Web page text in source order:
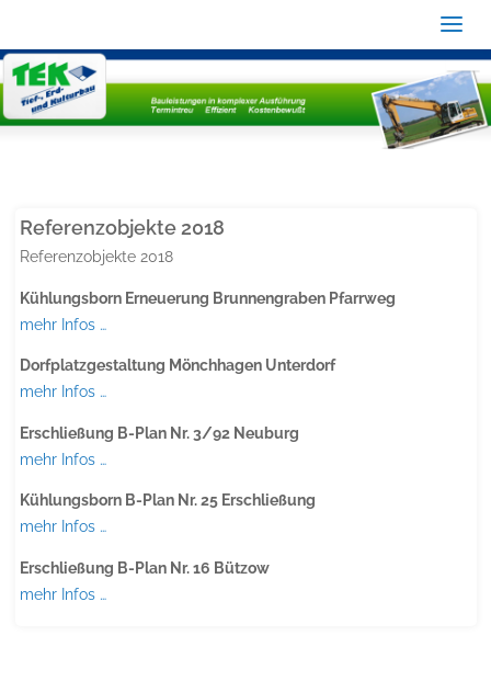
Referenzobjekte 2018
Referenzobjekte 2018
Kühlungsborn Erneuerung Brunnengraben Pfarrweg
mehr Infos …
Dorfplatzgestaltung Mönchhagen Unterdorf
mehr Infos …
Erschließung B-Plan Nr. 3/92 Neuburg
mehr Infos …
Kühlungsborn B-Plan Nr. 25 Erschließung
mehr Infos …
Erschließung B-Plan Nr. 16 Bützow
mehr Infos …